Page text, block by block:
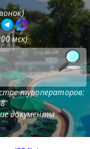
мск)
туроператоров:
документы